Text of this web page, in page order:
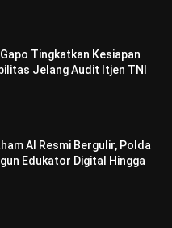
Tingkatkan Kesiapan
Jelang Audit Itjen TNI
AI Resmi Bergulir, Polda
Edukator Digital Hingga